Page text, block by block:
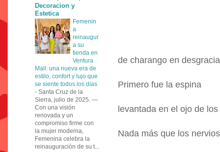
de charango en
Primero fue la espina
levantada en el ojo de
Nada más que los nervios
Decoracion y
Estetica
Femenin
a
reinaugur
a su
tienda en
Ventura
Mall: una nueva era de
estilo, confort y lujo que
se siente todos los días
- Santa Cruz de la
Sierra, julio de 2025. —
Con una visión
renovada y un
compromiso firme con
la mujer moderna,
Femenina celebra la
reinauguración de su t...